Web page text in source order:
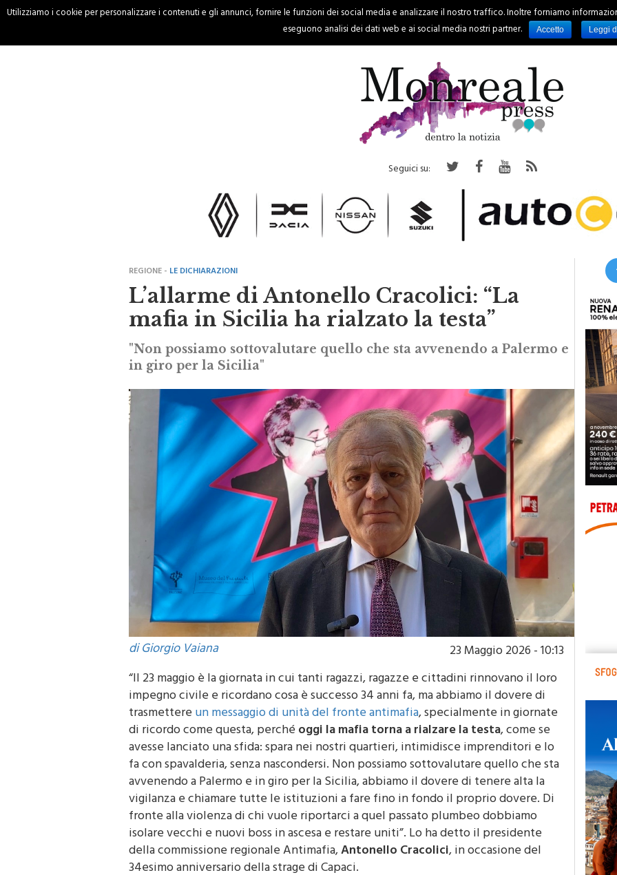
HOME CRONACA PALERMO REGIONE EVENTI RUBRICHE SPORT
Seguici su:
REGIONE - LE DICHIARAZIONI
L’allarme di Antonello Cracolici: “La
mafia in Sicilia ha rialzato la testa”
"Non possiamo sottovalutare quello che sta avvenendo a Palermo e
in giro per la Sicilia"
di Giorgio Vaiana
23 Maggio 2026 - 10:13
“Il 23 maggio è la giornata in cui tanti ragazzi, ragazze e cittadini rinnovano il loro
impegno civile e ricordano cosa è successo 34 anni fa, ma abbiamo il dovere di
trasmettereun messaggio di unità del fronte antimafia , specialmente in giornate
di ricordo come questa, perchéoggi la mafia torna a rialzare la testa , come se
avesse lanciato una sfida: spara nei nostri quartieri, intimidisce imprenditori e lo
fa con spavalderia, senza nascondersi. Non possiamo sottovalutare quello che sta
avvenendo a Palermo e in giro per la Sicilia, abbiamo il dovere di tenere alta la
vigilanza e chiamare tutte le istituzioni a fare fino in fondo il proprio dovere. Di
fronte alla violenza di chi vuole riportarci a quel passato plumbeo dobbiamo
isolare vecchi e nuovi boss in ascesa e restare uniti”. Lo ha detto il presidente
della commissione regionale Antimafia, Antonello Cracolici , in occasione del
34esimo anniversario della strage di Capaci.
Utilizziamo i cookie per personalizzare i contenuti e gli annunci, fornire le funzioni dei social media e analizzare il nostro traffico. Inoltre forniamo
eseguono analisi dei dati web e ai social media nostri partner.
Accetto Leggi